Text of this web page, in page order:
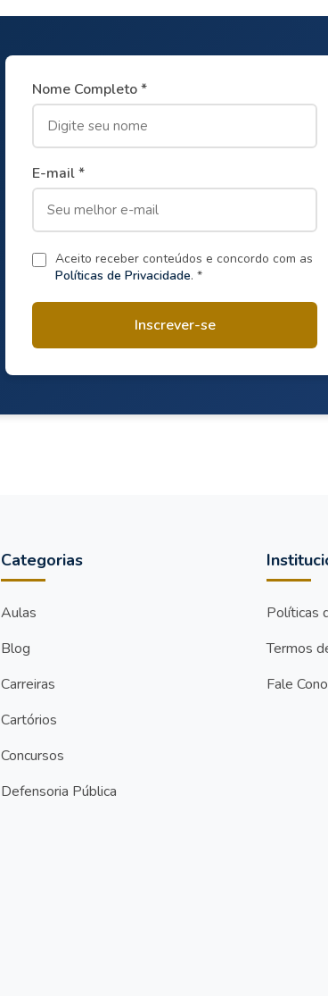
Nome Completo *
E-mail *
Aceito receber conteúdos e concordo com as
Políticas de Privacidade. *
Inscrever-se
Categorias
Aulas
Blog
Carreiras
Cartórios
Concursos
Defensoria Pública
Políticas
Termos
Fale